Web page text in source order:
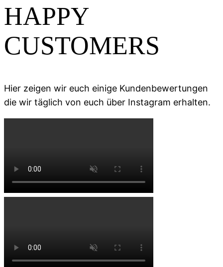
HAPPY
CUSTOMERS
Hier zeigen wir euch einige Kundenbewertungen
die wir täglich von euch über Instagram erhalten.